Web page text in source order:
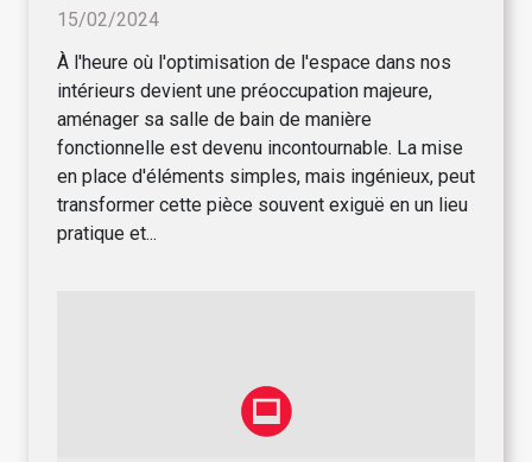
15/02/2024
À l'heure où l'optimisation de l'espace dans nos
intérieurs devient une préoccupation majeure,
aménager sa salle de bain de manière
fonctionnelle est devenu incontournable. La mise
en place d'éléments simples, mais ingénieux, peut
transformer cette pièce souvent exiguë en un lieu
pratique et...